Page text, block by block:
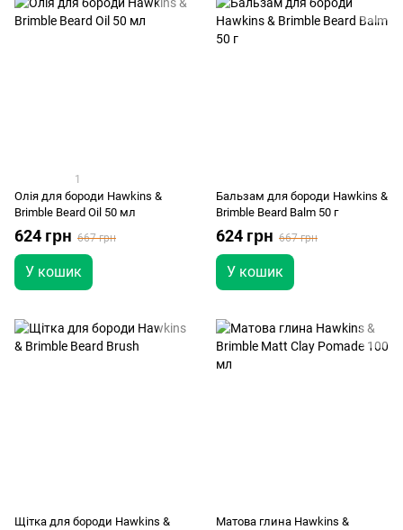
1
Олія для бороди Hawkins &
Brimble Beard Oil 50 мл
624 грн 667 грн
У кошик
Бальзам для бороди Hawkins &
Brimble Beard Balm 50 г
624 грн 667 грн
У кошик
Щітка для бороди Hawkins &
Матова глина Hawkins &